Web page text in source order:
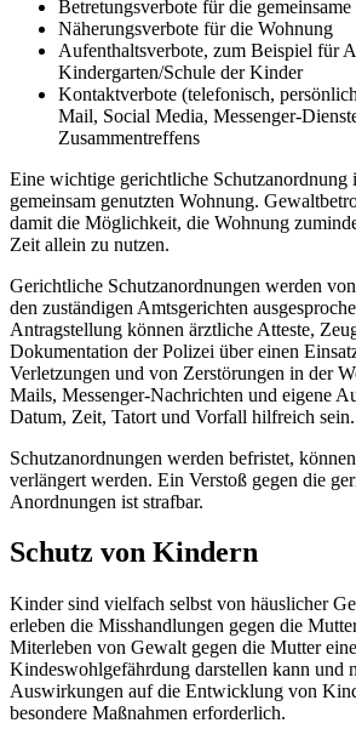
Betretungsverbote für die
Näherungsverbote für die Wohnung
Aufenthaltsverbote, zum Beispiel für
Kindergarten/Schule der Kinder
Kontaktverbote (telefonisch,
Mail, Social Media, Messenger-
Zusammentreffens
Eine wichtige gerichtliche Schutzanordnung
gemeinsam genutzten Wohnung.
damit die Möglichkeit, die Wohnung
Zeit allein zu nutzen.
Gerichtliche Schutzanordnungen werden
den zuständigen Amtsgerichten
Antragstellung können ärztliche Atteste,
Dokumentation der Polizei über einen
Verletzungen und von Zerstörungen in der
Mails, Messenger-Nachrichten und eigene
Datum, Zeit, Tatort und Vorfall hilfreich sein.
Schutzanordnungen werden befristet,
verlängert werden. Ein Verstoß gegen die
Anordnungen ist strafbar.
Schutz von Kindern
Kinder sind vielfach selbst von häuslicher
erleben die Misshandlungen gegen die
Miterleben von Gewalt gegen die Mutter eine
Kindeswohlgefährdung darstellen kann und
Auswirkungen auf die Entwicklung von
besondere Maßnahmen erforderlich.